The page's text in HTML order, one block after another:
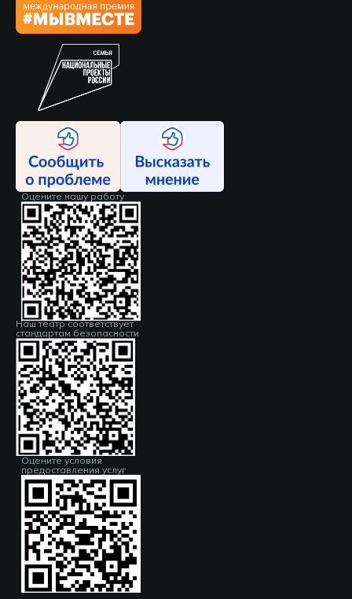
Оцените нашу работу
Наш театр соответствует
стандартам безопасности
Оцените условия
предоставления услуг